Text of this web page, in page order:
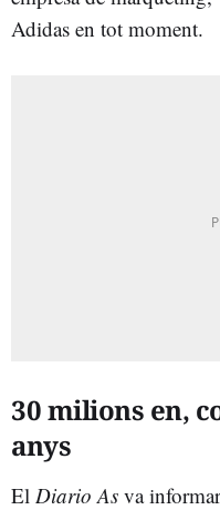
Adidas en tot moment.
30 milions en,
anys
El Diario As va